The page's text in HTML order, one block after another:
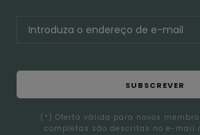
SUBSCREVER
(*) Oferta válida para novos
completas são descritas no e-mail